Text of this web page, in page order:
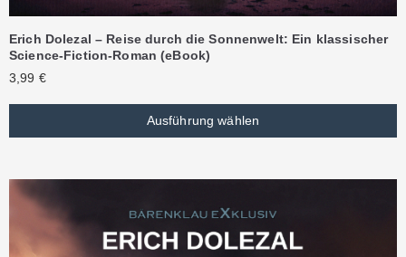
Erich Dolezal – Reise durch die Sonnenwelt: Ein klassischer
Science-Fiction-Roman (eBook)
3,99 €
Ausführung wählen